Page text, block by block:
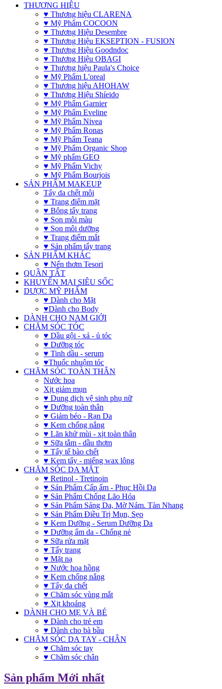
THƯƠNG HIỆU
♥ Thương hiệu CLARENA
♥ Mỹ Phẩm COCOON
♥ Thương Hiệu Desembre
♥ Thương Hiệu EKSEPTION - FUSION
♥ Thương Hiệu Goodndoc
♥ Thương Hiệu OBAGI
♥ Thương hiệu Paula's Choice
♥ Mỹ Phẩm L'oreal
♥ Thương hiệu AHOHAW
♥ Thương Hiệu Shíeido
♥ Mỹ Phẩm Garnier
♥ Mỹ Phẩm Eveline
♥ Mỹ Phẩm Nivea
♥ Mỹ Phẩm Ronas
♥ Mỹ Phẩm Teana
♥ Mỹ Phẩm Organic Shop
♥ Mỹ phẩm GEO
♥ Mỹ Phẩm Vichy
♥ Mỹ Phẩm Bourjois
SẢN PHẨM MAKEUP
Tẩy da chết môi
♥ Trang điểm mặt
♥ Bông tẩy trang
♥ Son môi màu
♥ Son môi dưỡng
♥ Trang điểm mắt
♥ Sản phẩm tẩy trang
SẢN PHẨM KHÁC
♥ Nến thơm Tesori
QUẦN TẤT
KHUYẾN MẠI SIÊU SỐC
DƯỢC MỸ PHẨM
♥ Dành cho Mặt
♥Dành cho Body
DÀNH CHO NAM GIỚI
CHĂM SÓC TÓC
♥ Dầu gội - xả - ủ tóc
♥ Dưỡng tóc
♥ Tinh dầu - serum
♥Thuốc nhuộm tóc
CHĂM SÓC TOÀN THÂN
Nước hoa
Xịt giảm mụn
♥ Dung dịch vệ sinh phụ nữ
♥ Dưỡng toàn thân
♥ Giảm béo - Rạn Da
♥ Kem chống nắng
♥ Lăn khử mùi - xịt toàn thân
♥ Sữa tắm - dầu thơm
♥ Tẩy tế bào chết
♥ Kem tẩy - miếng wax lông
CHĂM SÓC DA MẶT
♥ Retinol - Tretinoin
♥ Sản Phẩm Cấp ẩm - Phục Hồi Da
♥ Sản Phẩm Chống Lão Hóa
♥ Sản Phẩm Sáng Da, Mờ Nám. Tàn Nhang
♥ Sản Phẩm Điều Trị Mụn, Sẹo
♥ Kem Dưỡng - Serum Dưỡng Da
♥ Dưỡng ẩm da - Chống nẻ
♥ Sữa rửa mặt
♥ Tẩy trang
♥ Mặt nạ
♥ Nước hoa hồng
♥ Kem chống nắng
♥ Tẩy da chết
♥ Chăm sóc vùng mắt
♥ Xịt khoáng
DÀNH CHO MẸ VÀ BÉ
♥ Dành cho trẻ em
♥ Dành cho bà bầu
CHĂM SÓC DA TAY - CHÂN
♥ Chăm sóc tay
♥ Chăm sóc chân
Sản phẩm Mới nhất